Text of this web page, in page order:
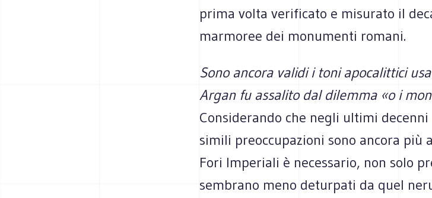
prima volta verificato e misurato il
marmoree dei monumenti romani.
Sono ancora validi i toni apocalittici
Argan fu assalito dal dilemma «o i
Considerando che negli ultimi
simili preoccupazioni sono ancora più
Fori Imperiali è necessario, non solo
sembrano meno deturpati da quel